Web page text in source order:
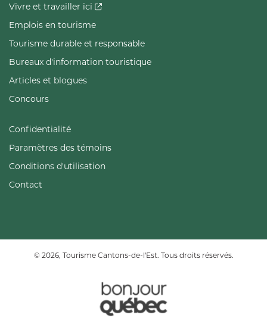
Vivre et travailler ici
Emplois en tourisme
Tourisme durable et responsable
Bureaux d'information touristique
Articles et blogues
Concours
Confidentialité
Paramètres des témoins
Conditions d'utilisation
Contact
© 2026, Tourisme Cantons-de-l'Est. Tous droits réservés.